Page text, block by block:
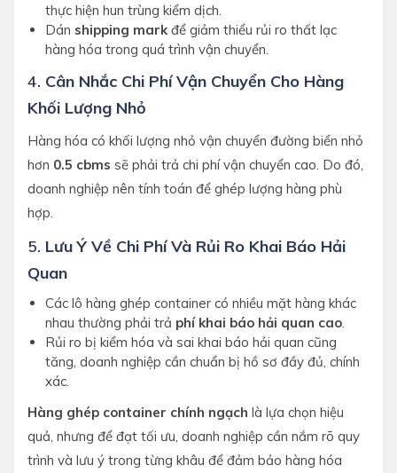
thực hiện hun trùng kiểm dịch.
Dán shipping mark để giảm thiểu rủi ro thất lạc
hàng hóa trong quá trình vận chuyển.
4. Cân Nhắc Chi Phí Vận Chuyển Cho Hàng
Khối Lượng Nhỏ
Hàng hóa có khối lượng nhỏ vận chuyển đường biển nhỏ
hơn 0.5 cbms sẽ phải trả chi phí vận chuyển cao. Do đó,
doanh nghiệp nên tính toán để ghép lượng hàng phù
hợp.
5. Lưu Ý Về Chi Phí Và Rủi Ro Khai Báo Hải
Quan
Các lô hàng ghép container có nhiều mặt hàng khác
nhau thường phải trả phí khai báo hải quan cao
Rủi ro bị kiểm hóa và sai khai báo hải quan cũng
tăng, doanh nghiệp cần chuẩn bị hồ sơ đầy đủ, chính
xác.
Hàng ghép container chính ngạch là lựa chọn hiệu
quả, nhưng để đạt tối ưu, doanh nghiệp cần nắm rõ quy
trình và lưu ý trong từng khâu để đảm bảo hàng hóa